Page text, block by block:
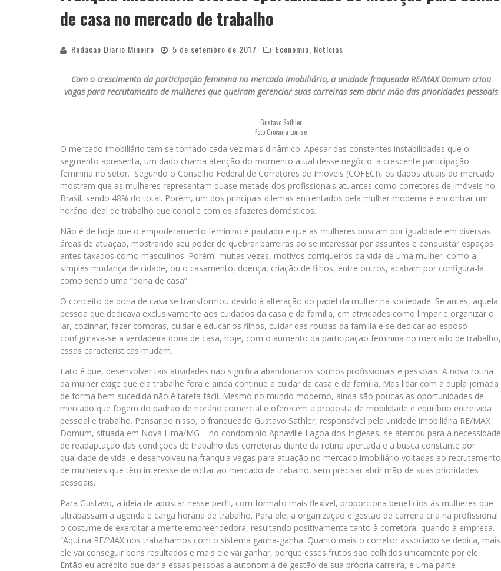
de casa no mercado de trabalho
Redacao Diario Mineiro 5 de setembro de 2017 Economia Notícias
Com o crescimento da participação feminina no mercado imobiliário, a unidade fraqueada RE/MAX Domum criou
vagas para recrutamento de mulheres que queiram gerenciar suas carreiras sem abrir mão das prioridades pessoais
Gustavo Sathler
Foto:Giovana Louise
O mercado imobiliário tem se tornado cada vez mais dinâmico. Apesar das constantes instabilidades que o
segmento apresenta, um dado chama atenção do momento atual desse negócio: a crescente participação
feminina no setor. Segundo o Conselho Federal de Corretores de Imóveis (COFECI), os dados atuais do mercado
mostram que as mulheres representam quase metade dos profissionais atuantes como corretores de imóveis no
Brasil, sendo 48% do total. Porém, um dos principais dilemas enfrentados pela mulher moderna é encontrar um
horário ideal de trabalho que concilie com os afazeres domésticos.
Não é de hoje que o empoderamento feminino é pautado e que as mulheres buscam por igualdade em diversas
áreas de atuação, mostrando seu poder de quebrar barreiras ao se interessar por assuntos e conquistar espaços
antes taxados como masculinos. Porém, muitas vezes, motivos corriqueiros da vida de uma mulher, como a
simples mudança de cidade, ou o casamento, doença, criação de filhos, entre outros, acabam por configura-la
como sendo uma “dona de casa”.
O conceito de dona de casa se transformou devido à alteração do papel da mulher na sociedade. Se antes, aquela
pessoa que dedicava exclusivamente aos cuidados da casa e da família, em atividades como limpar e organizar o
lar, cozinhar, fazer compras, cuidar e educar os filhos, cuidar das roupas da família e se dedicar ao esposo
configurava-se a verdadeira dona de casa, hoje, com o aumento da participação feminina no mercado de trabalho,
essas características mudam.
Fato é que, desenvolver tais atividades não significa abandonar os sonhos profissionais e pessoais. A nova rotina
da mulher exige que ela trabalhe fora e ainda continue a cuidar da casa e da família. Mas lidar com a dupla jornada
de forma bem-sucedida não é tarefa fácil. Mesmo no mundo moderno, ainda são poucas as oportunidades de
mercado que fogem do padrão de horário comercial e oferecem a proposta de mobilidade e equilíbrio entre vida
pessoal e trabalho. Pensando nisso, o franqueado Gustavo Sathler, responsável pela unidade imobiliária RE/MAX
Domum, situada em Nova Lima/MG – no condomínio Aphaville Lagoa dos Ingleses, se atentou para a necessidade
de readaptação das condições de trabalho das corretoras diante da rotina apertada e a busca constante por
qualidade de vida, e desenvolveu na franquia vagas para atuação no mercado imobiliário voltadas ao recrutamento
de mulheres que têm interesse de voltar ao mercado de trabalho, sem precisar abrir mão de suas prioridades
pessoais.
Para Gustavo, a ideia de apostar nesse perfil, com formato mais flexível, proporciona benefícios às mulheres que
ultrapassam a agenda e carga horária de trabalho. Para ele, a organização e gestão de carreira cria na profissional
o costume de exercitar a mente empreendedora, resultando positivamente tanto à corretora, quando à empresa.
“Aqui na RE/MAX nós trabalhamos com o sistema ganha-ganha. Quanto mais o corretor associado se dedica, mais
ele vai conseguir bons resultados e mais ele vai ganhar, porque esses frutos são colhidos unicamente por ele.
Então eu acredito que dar a essas pessoas a autonomia de gestão de sua própria carreira, é uma parte